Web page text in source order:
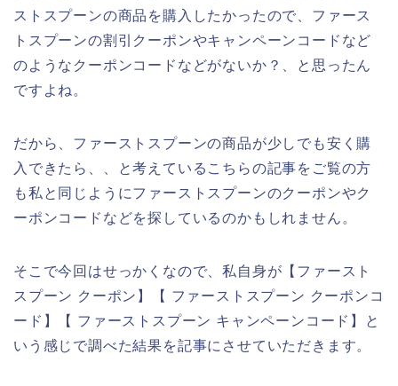
ストスプーンの商品を購入したかったので、ファース
トスプーンの割引クーポンやキャンペーンコードなど
のようなクーポンコードなどがないか？、と思ったん
ですよね。
だから、ファーストスプーンの商品が少しでも安く購
入できたら、、と考えているこちらの記事をご覧の方
も私と同じようにファーストスプーンのクーポンやク
ーポンコードなどを探しているのかもしれません。
そこで今回はせっかくなので、私自身が【ファースト
スプーン クーポン】【 ファーストスプーン クーポンコ
ード】【 ファーストスプーン キャンペーンコード】と
いう感じで調べた結果を記事にさせていただきます。